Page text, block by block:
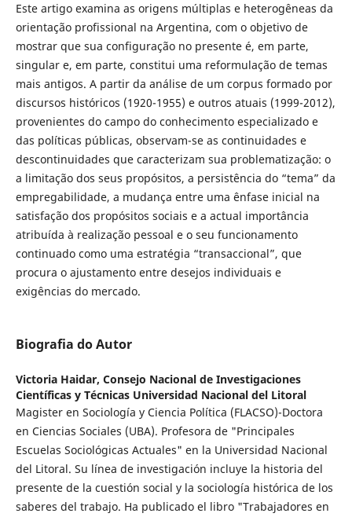
Este artigo examina as origens múltiplas e heterogêneas da
orientação profissional na Argentina, com o objetivo de
mostrar que sua configuração no presente é, em parte,
singular e, em parte, constitui uma reformulação de temas
mais antigos. A partir da análise de um corpus formado por
discursos históricos (1920-1955) e outros atuais (1999-2012),
provenientes do campo do conhecimento especializado e
das políticas públicas, observam-se as continuidades e
descontinuidades que caracterizam sua problematização: o
a limitação dos seus propósitos, a persistência do “tema” da
empregabilidade, a mudança entre uma ênfase inicial na
satisfação dos propósitos sociais e a actual importância
atribuída à realização pessoal e o seu funcionamento
continuado como uma estratégia “transaccional”, que
procura o ajustamento entre desejos individuais e
exigências do mercado.
Biografia do Autor
Victoria Haidar, Consejo Nacional de Investigaciones
Científicas y Técnicas Universidad Nacional del Litoral
Magister en Sociología y Ciencia Política (FLACSO)-Doctora
en Ciencias Sociales (UBA). Profesora de "Principales
Escuelas Sociológicas Actuales" en la Universidad Nacional
del Litoral. Su línea de investigación incluye la historia del
presente de la cuestión social y la sociología histórica de los
saberes del trabajo. Ha publicado el libro "Trabajadores en